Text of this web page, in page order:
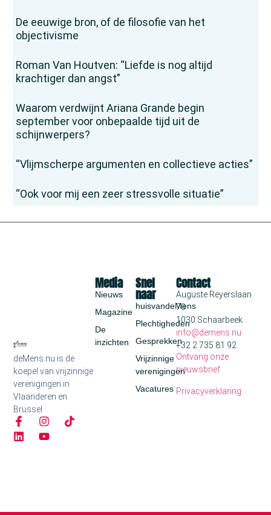
De eeuwige bron, of de filosofie van het
objectivisme
Roman Van Houtven: “Liefde is nog altijd
krachtiger dan angst”
Waarom verdwijnt Ariana Grande begin
september voor onbepaalde tijd uit de
schijnwerpers?
“Vlijmscherpe argumenten en collectieve acties”
“Ook voor mij een zeer stressvolle situatie”
deMens.nu is de
koepel van vrijzinnige
verenigingen in
Vlaanderen en
Brussel
Snel
naar
huisvandeMens
Plechtigheden
Gesprekken
Vrijzinnige
verenigingen
Vacatures
Media
Nieuws
Magazine
De
inzichten
Contact
Auguste Reyerslaan
70
1030 Schaarbeek
info@demens.nu
+32 2 735 81 92
Ontvang onze
nieuwsbrief
Privacyverklaring